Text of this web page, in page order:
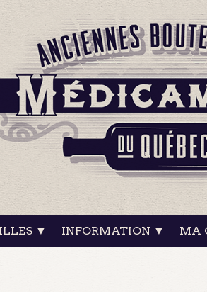
▼ INFORMATION ▼ MA